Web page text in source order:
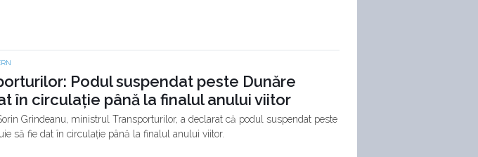
Podul suspendat peste Dunăre
în circulație până la finalul anului viitor
Grindeanu, ministrul Transporturilor, a declarat că podul suspendat peste
să fie dat în circulație până la finalul anului viitor.